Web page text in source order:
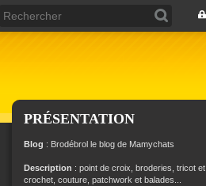
PRÉSENTATION
Blog : Brodébrol le blog de Mamychats
Description : point de croix, broderies, tricot et
crochet, couture, patchwork et balades...